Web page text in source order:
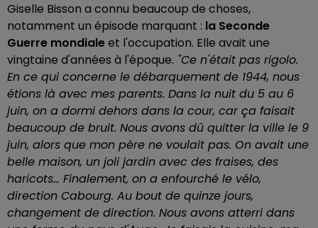
Giselle Bisson a connu beaucoup de choses,
notamment un épisode marquant : la Seconde
Guerre mondialeet l'occupation. Elle avait une
vingtaine d'années à l'époque. "Ce n'était pas rigolo.
En ce qui concerne le débarquement de 1944, nous
étions là avec mes parents. Dans la nuit du 5 au 6
juin, on a dormi dehors dans la cour, car ça faisait
beaucoup de bruit. Nous avons dû quitter la ville le 9
juin, alors que mon père ne voulait pas. On avait une
belle maison, un joli jardin avec des fraises, des
haricots... Finalement, on a enfourché le vélo,
direction Cabourg. Au bout de quinze jours,
changement de direction. Nous avons atterri dans